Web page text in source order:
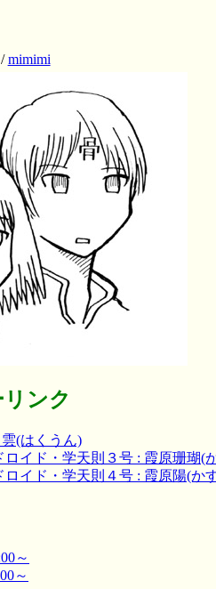
mimimi
ンク
(はくうん)
イド・学天則３号 : 霞原珊瑚(
イド・学天則４号 : 霞原陽(か
～
～